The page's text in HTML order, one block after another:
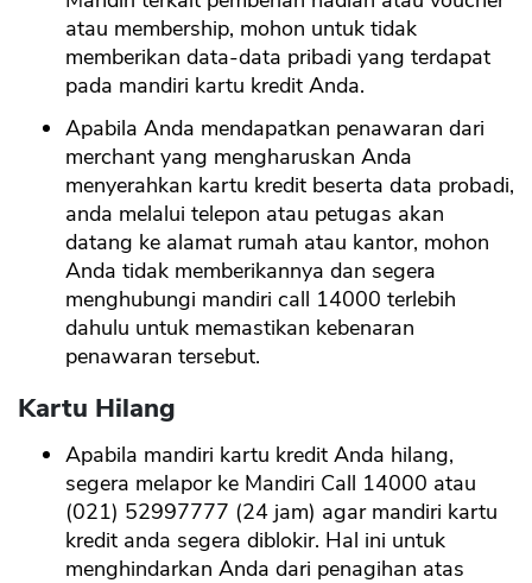
atau membership, mohon untuk tidak
memberikan data-data pribadi yang terdapat
pada mandiri kartu kredit Anda.
Apabila Anda mendapatkan penawaran dari
merchant yang mengharuskan Anda
menyerahkan kartu kredit beserta data probadi,
anda melalui telepon atau petugas akan
datang ke alamat rumah atau kantor, mohon
Anda tidak memberikannya dan segera
menghubungi mandiri call 14000 terlebih
dahulu untuk memastikan kebenaran
penawaran tersebut.
Kartu Hilang
Apabila mandiri kartu kredit Anda hilang,
segera melapor ke Mandiri Call 14000 atau
(021) 52997777 (24 jam) agar mandiri kartu
kredit anda segera diblokir. Hal ini untuk
menghindarkan Anda dari penagihan atas